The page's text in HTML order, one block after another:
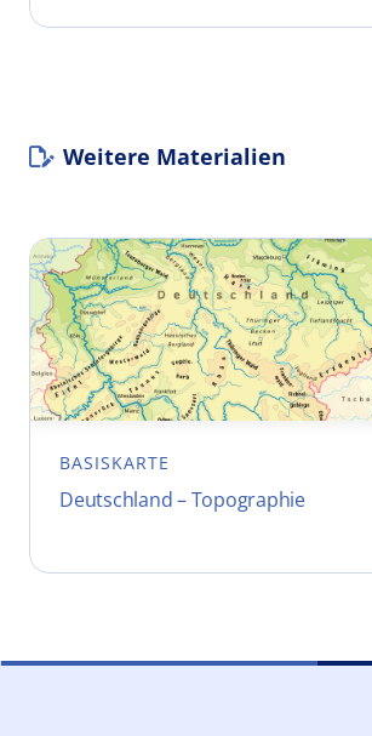
Weitere Materialien
BASISKARTE
Deutschland – Topographie